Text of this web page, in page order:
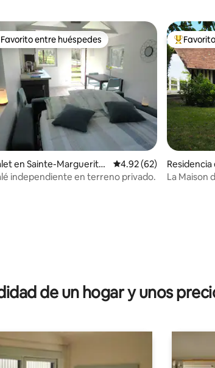
4.91 de 5; 141 evaluaciones
los mejores en Favorito entre huéspedes
Favorito entre huéspedes
en Sainte-Marguerite-
Loges
Calificación promedio:
4.92 (62)
independiente en terreno privado.
De los
Residencia
nt-Bazile
La Maison
de un hogar y unos